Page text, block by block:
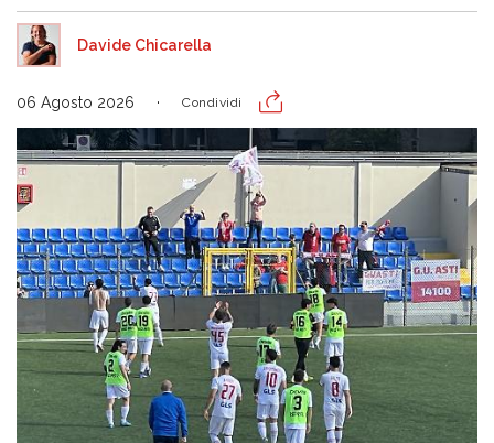
Davide Chicarella
06 Agosto 2026 Condividi